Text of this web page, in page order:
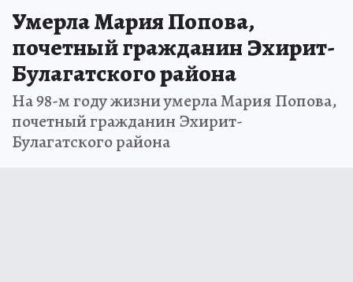
Умерла Мария Попова,
почетный гражданин Эхирит-
Булагатского района
На 98-м году жизни умерла Мария Попова,
почетный гражданин Эхирит-
Булагатского района